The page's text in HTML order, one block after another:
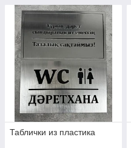
Таблички из пластика